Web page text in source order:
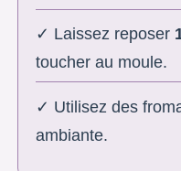
✓ Laissez reposer
toucher au moule.
✓ Utilisez des
ambiante.